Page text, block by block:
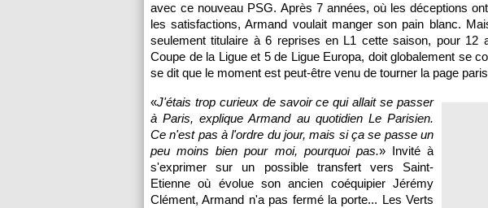
avec ce nouveau PSG. Après 7 années, où les déceptions
les satisfactions, Armand voulait manger son pain blanc.
seulement titulaire à 6 reprises en L1 cette saison, pour 12
Coupe de la Ligue et 5 de Ligue Europa, doit globalement se
se dit que le moment est peut-être venu de tourner la page
«J'étais trop curieux de savoir ce qui allait se passer
àParis, explique Armand au quotidien Le Parisien.
Ce n'est pas à l'ordre du jour, mais si ça se passe un
peu moins bien pour moi, pourquoi pas.» Invité à
s'exprimer sur un possible transfert vers Saint-
Etienne où évolue son ancien coéquipier Jérémy
Clément, Armand n'a pas fermé la porte... Les Verts